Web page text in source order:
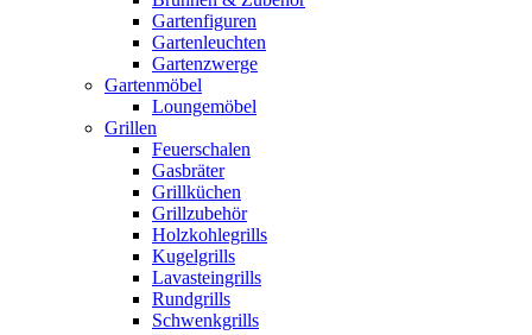
Gartenfiguren
Gartenleuchten
Gartenzwerge
Gartenmöbel
Loungemöbel
Grillen
Feuerschalen
Gasbräter
Grillküchen
Grillzubehör
Holzkohlegrills
Kugelgrills
Lavasteingrills
Rundgrills
Schwenkgrills